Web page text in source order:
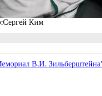
Ким
В.И.